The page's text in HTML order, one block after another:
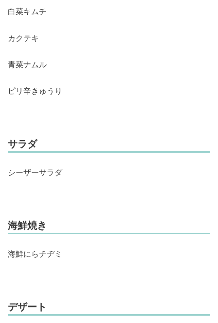
白菜キムチ
カクテキ
青菜ナムル
ピリ辛きゅうり
サラダ
シーザーサラダ
海鮮焼き
海鮮にらチヂミ
デザート